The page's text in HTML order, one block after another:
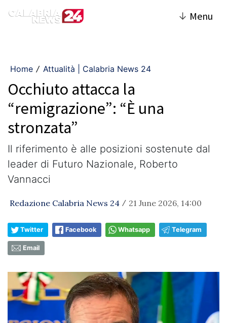
↓ Menu
Home / Attualità | Calabria News 24
Occhiuto attacca la
“remigrazione”: “È una
stronzata”
Il riferimento è alle posizioni sostenute dal
leader di Futuro Nazionale, Roberto
Vannacci
Redazione Calabria News 24 / 21 June 2026, 14:00
Twitter Facebook Whatsapp Telegram
Email